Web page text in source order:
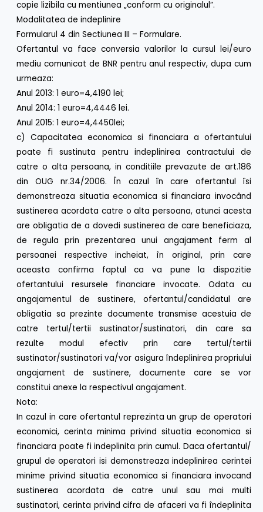
copie lizibila cu mentiunea „conform cu originalul”.
Modalitatea de indeplinire
Formularul 4 din Sectiunea III – Formulare.
Ofertantul va face conversia valorilor la cursul lei/euro
mediu comunicat de BNR pentru anul respectiv, dupa cum
urmeaza:
Anul 2013: 1 euro=4,4190 lei;
Anul 2014: 1 euro=4,4446 lei.
Anul 2015: 1 euro=4,4450lei;
c) Capacitatea economica si financiara a ofertantului
poate fi sustinuta pentru indeplinirea contractului de
catre o alta persoana, in conditiile prevazute de art.186
din OUG nr.34/2006. În cazul în care ofertantul îsi
demonstreaza situatia economica si financiara invocând
sustinerea acordata catre o alta persoana, atunci acesta
are obligatia de a dovedi sustinerea de care beneficiaza,
de regula prin prezentarea unui angajament ferm al
persoanei respective incheiat, în original, prin care
aceasta confirma faptul ca va pune la dispozitie
ofertantului resursele financiare invocate. Odata cu
angajamentul de sustinere, ofertantul/candidatul are
obligatia sa prezinte documente transmise acestuia de
catre tertul/tertii sustinator/sustinatori, din care sa
rezulte modul efectiv prin care tertul/tertii
sustinator/sustinatori va/vor asigura îndeplinirea propriului
angajament de sustinere, documente care se vor
constitui anexe la respectivul angajament.
Nota:
In cazul in care ofertantul reprezinta un grup de operatori
economici, cerinta minima privind situatia economica si
financiara poate fi indeplinita prin cumul. Daca ofertantul/
grupul de operatori isi demonstreaza indeplinirea cerintei
minime privind situatia economica si financiara invocand
sustinerea acordata de catre unul sau mai multi
sustinatori, cerinta privind cifra de afaceri va fi îndeplinita